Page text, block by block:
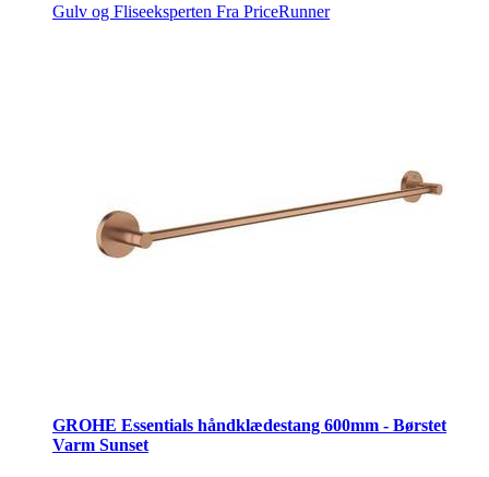
Gulv og Fliseeksperten Fra PriceRunner
GROHE Essentials håndklædestang 600mm - Børstet
Varm Sunset